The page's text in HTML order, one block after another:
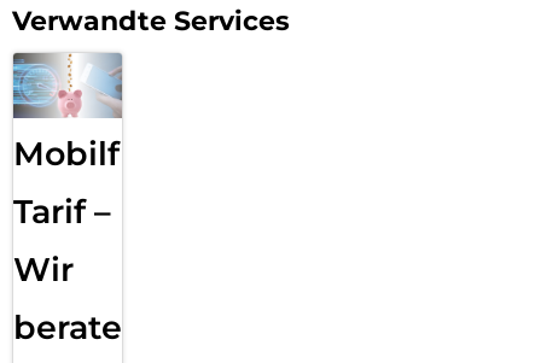
Verwandte Services
Mobilfunk
Tarif –
Wir
beraten